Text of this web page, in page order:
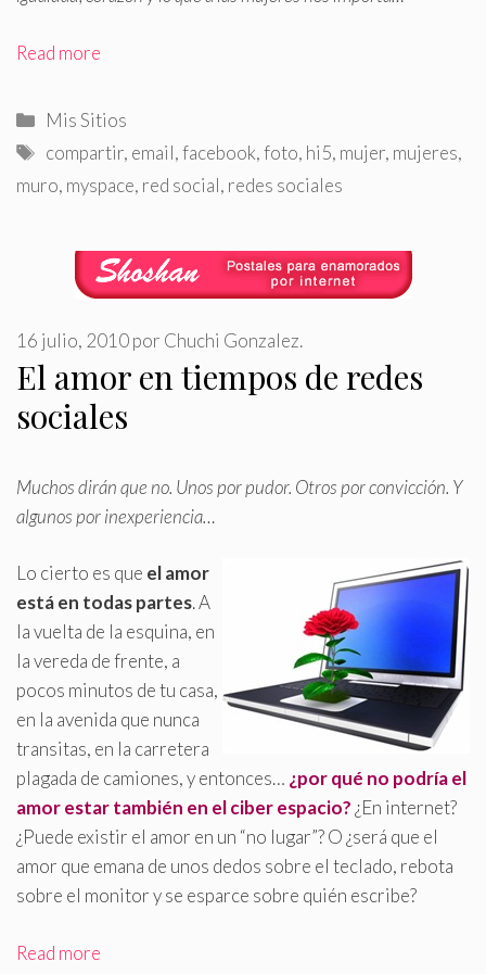
Read more
Categorías
Mis Sitios
Etiquetas
compartir, email,facebook,foto, hi5, mujer, mujeres,
muro, myspace, red social, redes sociales
El amor en tiempos de redes
sociales
16 julio, 2010por Chuchi Gonzalez.
Muchos dirán que no. Unos por pudor. Otros por convicción. Y
algunos por inexperiencia…
Lo cierto es que el amor
está en todas partes. A
la vuelta de la esquina, en
la vereda de frente, a
pocos minutos de tu casa,
en la avenida que nunca
transitas, en la carretera
plagada de camiones, y entonces… ¿por qué no podría el
amor estar también en el ciber espacio?¿En internet?
¿Puede existir el amor en un “no lugar”? O ¿será que el
amor que emana de unos dedos sobre el teclado, rebota
sobre el monitor y se esparce sobre quién escribe?
Read more